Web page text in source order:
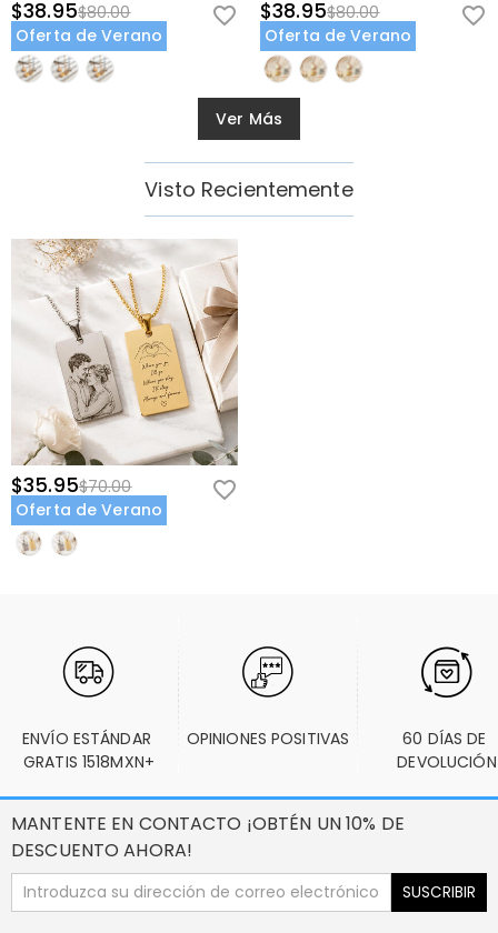
$38.95$80.00
Oferta de Verano
$38.95$80.00
Oferta de Verano
Ver Más
Visto Recientemente
$35.95$70.00
Oferta de Verano
ENVÍO ESTÁNDAR
GRATIS 1518MXN+
OPINIONES POSITIVAS
60 DÍAS DE
DEVOLUCIÓN
MANTENTE EN CONTACTO ¡OBTÉN UN 10% DE
DESCUENTO AHORA!
SUSCRIBIR